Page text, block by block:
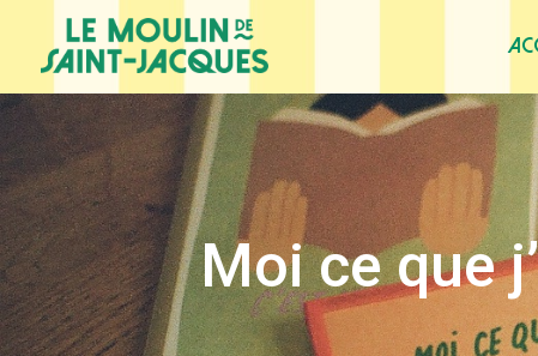
Moi ce que